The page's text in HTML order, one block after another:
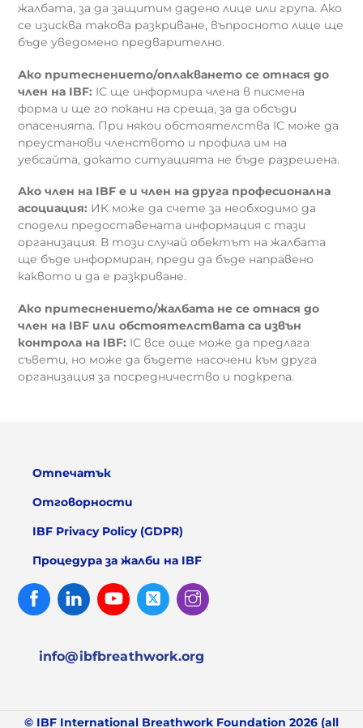
жалбата, за да защитим дадено лице или група. Ако
се изисква такова разкриване, въпросното лице ще
бъде уведомено предварително.
Ако притеснението/оплакването се отнася до
член на IBF: IC ще информира члена в писмена
форма и ще го покани на среща, за да обсъди
опасенията. При някои обстоятелства IC може да
преустанови членството и профила им на
уебсайта, докато ситуацията не бъде разрешена.
Ако член на IBF е и член на друга професионална
асоциация: ИК може да счете за необходимо да
сподели предоставената информация с тази
организация. В този случай обектът на жалбата
ще бъде информиран, преди да бъде направено
каквото и да е разкриване.
Ако притеснението/жалбата не се отнася до
член на IBF или обстоятелствата са извън
контрола на IBF: IC все още може да предлага
съвети, но може да бъдете насочени към друга
организация за посредничество и подкрепа.
Отпечатък
Отговорности
IBF Privacy Policy (GDPR)
Процедура за жалби на IBF
FacebookLinked
In
Youtube Twitter
info@ibfbreathwork.org
© IBF International Breathwork Foundation 2026 (all